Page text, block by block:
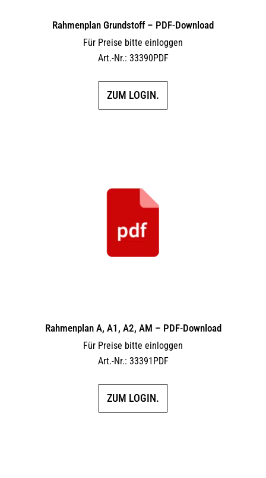
Rahmenplan Grundstoff – PDF-Download
Für Preise bitte einloggen
Art.-Nr.: 33390PDF
ZUM LOGIN.
Rahmenplan A, A1, A2, AM – PDF-Download
Für Preise bitte einloggen
Art.-Nr.: 33391PDF
ZUM LOGIN.